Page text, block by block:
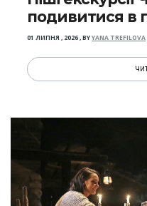
подивитися в
01 ЛИПНЯ , 2026,BYYANA TREFILOVA